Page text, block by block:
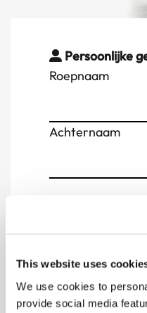
This website uses
We use cookies to
provide social media
Persoonlijke
Roepnaam
Achternaam
Telefoonnummer